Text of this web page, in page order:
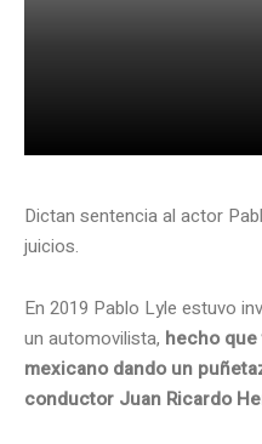
Dictan sentencia al actor
juicios.
En 2019 Pablo Lyle estuvo
un automovilista, hecho
mexicano dando un
conductor Juan Ricardo